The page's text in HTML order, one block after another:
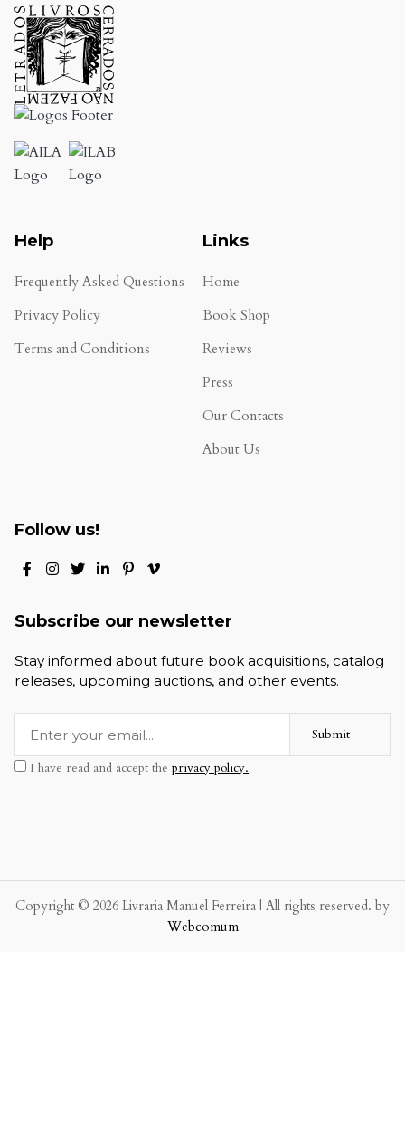
Help
Frequently Asked Questions
Privacy Policy
Terms and Conditions
Links
Home
Book Shop
Reviews
Press
Our Contacts
About Us
Follow us!
Subscribe our newsletter
Stay informed about future book acquisitions, catalog
releases, upcoming auctions, and other events.
Submit
I have read and accept the privacy policy.
Copyright © 2026 Livraria Manuel Ferreira | All rights reserved. by
Webcomum